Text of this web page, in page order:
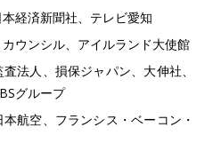
経済新聞社、テレビ愛知
ウンシル、アイルランド大使館
法人、損保ジャパン、大伸社、
グループ
航空、フランシス・ベーコン・